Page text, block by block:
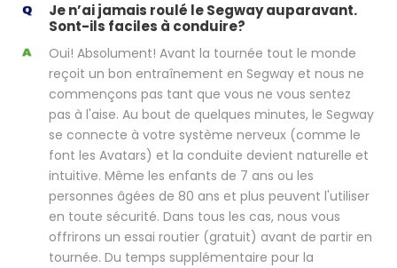
Je n’ai jamais roulé le Segway auparavant.
Sont-ils faciles à conduire?
Oui! Absolument! Avant la tournée tout le monde
reçoit un bon entraînement en Segway et nous ne
commençons pas tant que vous ne vous sentez
pas à l'aise. Au bout de quelques minutes, le Segway
se connecte à votre système nerveux (comme le
font les Avatars) et la conduite devient naturelle et
intuitive. Même les enfants de 7 ans ou les
personnes âgées de 80 ans et plus peuvent l'utiliser
en toute sécurité. Dans tous les cas, nous vous
offrirons un essai routier (gratuit) avant de partir en
tournée. Du temps supplémentaire pour la